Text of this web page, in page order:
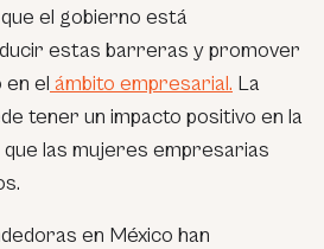
el gobierno está
estas barreras y promover
en el ámbito empresarial. La
tener un impacto positivo en la
que las mujeres empresarias
en México han